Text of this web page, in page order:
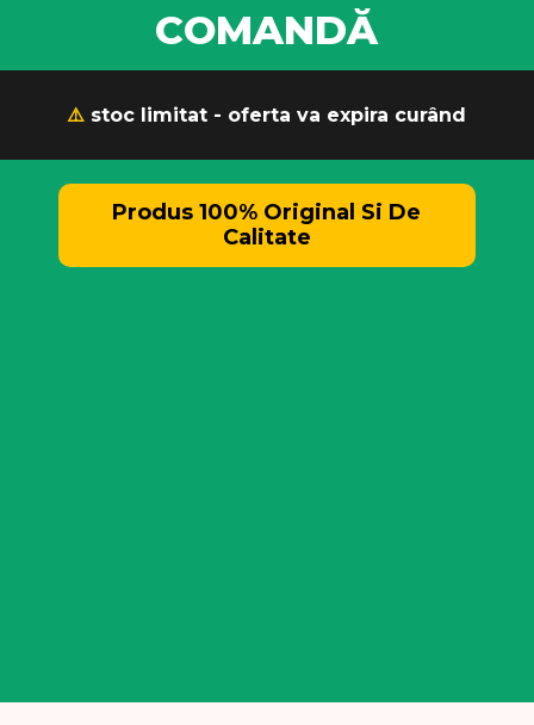
COMANDĂ
⚠️ stoc limitat - oferta va expira curând
Produs 100% Original Si De
Calitate